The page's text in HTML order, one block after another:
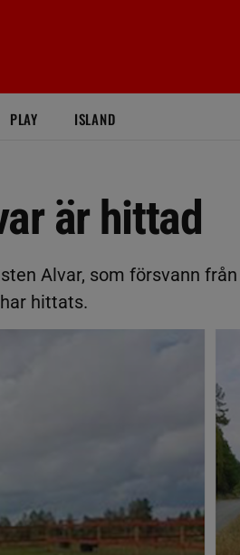
PLAY ISLAND
är hittad
Alvar, som försvann
hittats.